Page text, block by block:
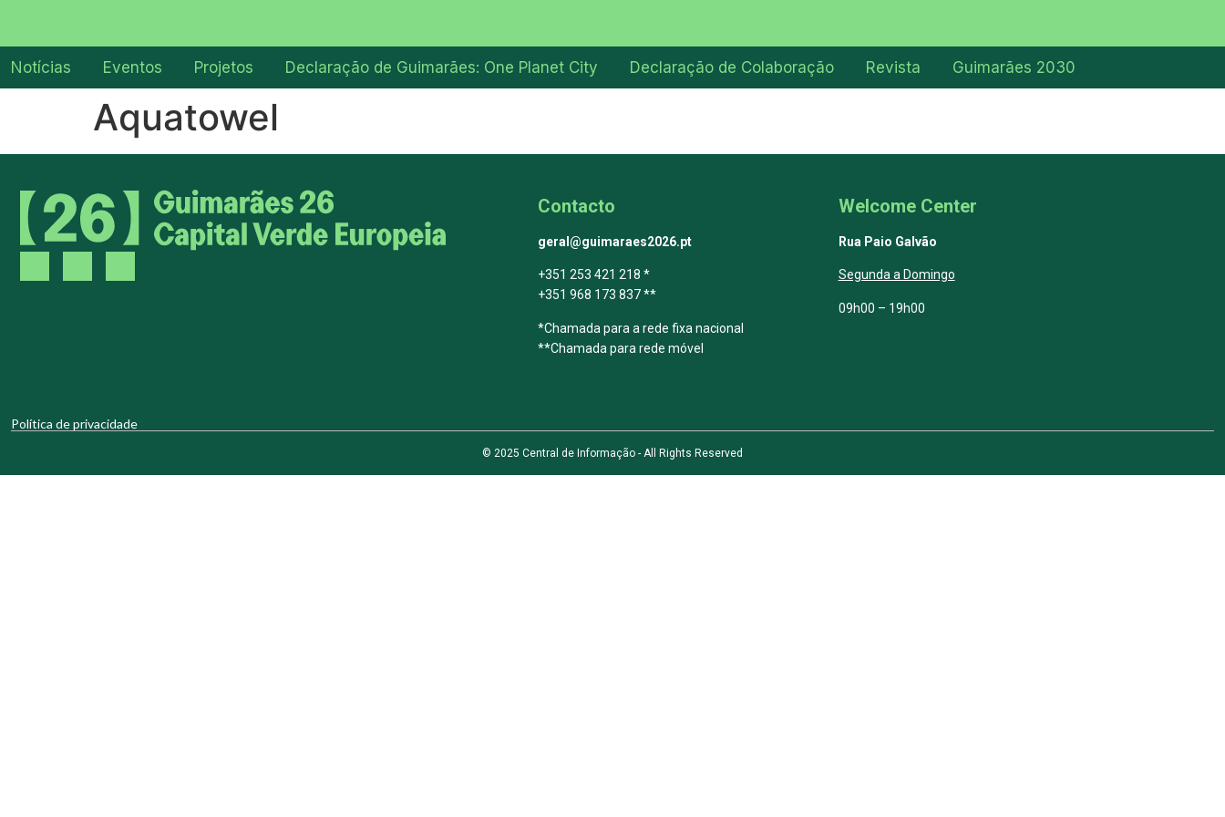
Notícias Eventos Projetos Declaração de Guimarães: One Planet City Declaração de Colaboração Revista Guimarães 2030
Aquatowel
Contacto
geral@guimaraes2026.pt
+351 253 421 218 *
+351 968 173 837 **
*Chamada para a rede fixa nacional
**Chamada para rede móvel
Welcome Center
Rua Paio Galvão
Segunda a Domingo
09h00 – 19h00
Política de privacidade
© 2025 Central de Informação - All Rights Reserved